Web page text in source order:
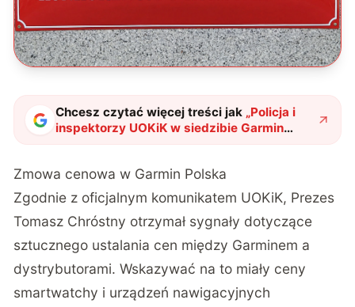
Chcesz czytać więcej treści jak „Policja i
inspektorzy UOKiK w siedzibie Garmin
Polska"?
Zmowa cenowa w Garmin Polska
Zgodnie z oficjalnym komunikatem UOKiK, Prezes
Tomasz Chróstny otrzymał sygnały dotyczące
sztucznego ustalania cen między Garminem a
dystrybutorami. Wskazywać na to miały ceny
smartwatchy i urządzeń nawigacyjnych